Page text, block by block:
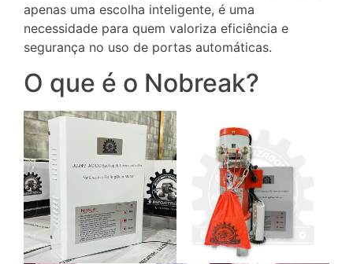
apenas uma escolha inteligente, é uma
necessidade para quem valoriza eficiência e
segurança no uso de portas automáticas.
O que é o Nobreak?